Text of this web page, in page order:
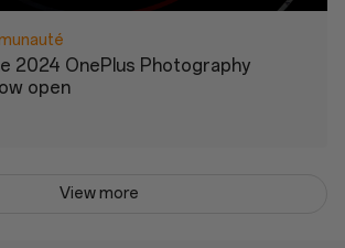
2024 OnePlus Photography
open
View more